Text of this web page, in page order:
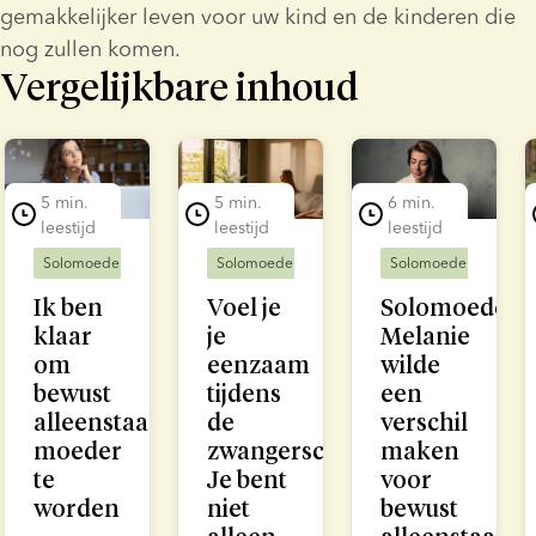
gemakkelijker leven voor uw kind en de kinderen die
nog zullen komen.
Vergelijkbare inhoud
1 of 7
5 min.
leestijd
Solomoeders
Ik ben
klaar
om
bewust
alleenstaande
moeder
te
worden
5 min.
leestijd
Solomoeders
Voel je
je
eenzaam
tijdens
de
zwangerschap?
Je bent
niet
6 min.
leestijd
Solomoeders
Solomoeder
Melanie
wilde
een
verschil
maken
voor
bewust